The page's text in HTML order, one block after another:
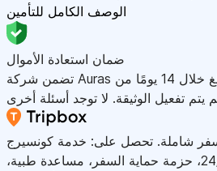
الوصف الكامل للتأمين
ضمان استعادة الأموال
تضمن شركة Auras للتأمين استرداد من المبلغ خلال 14 يومًا من
شاملة. تحصل على: خدمة كونسيرج
على مدار الساعة 24/7، حزمة حماية السفر، مساعدة طبية،